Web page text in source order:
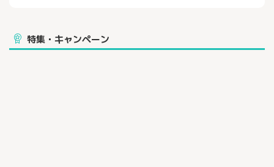
特集・キャンペーン